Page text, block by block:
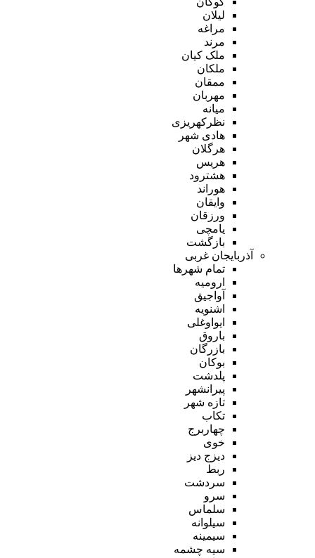
لیلان
مراغه
مرند
ملک کیان
ملکان
ممقان
مهربان
میانه
نظرکهریزی
هادی شهر
هرگلان
هریس
هشترود
هوراند
وایقان
ورزقان
یامچی
بازگشت
آذربایجان غربی
تمام شهر‌ها
ارومیه
آواجیق
اشنویه
ایواوغلی
باروق
بازرگان
بوکان
پلدشت
پیرانشهر
تازه شهر
تکاب
چهاربرج
خوی
دیزج دیز
ربط
سردشت
سرو
سلماس
سیلوانه
سیمینه
سیه چشمه